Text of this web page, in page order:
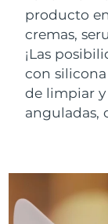
producto
cremas,
¡Las
con
de limpiar
anguladas,